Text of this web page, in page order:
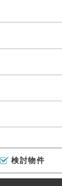
援
リット
て
ュール
ぎ
検討物件